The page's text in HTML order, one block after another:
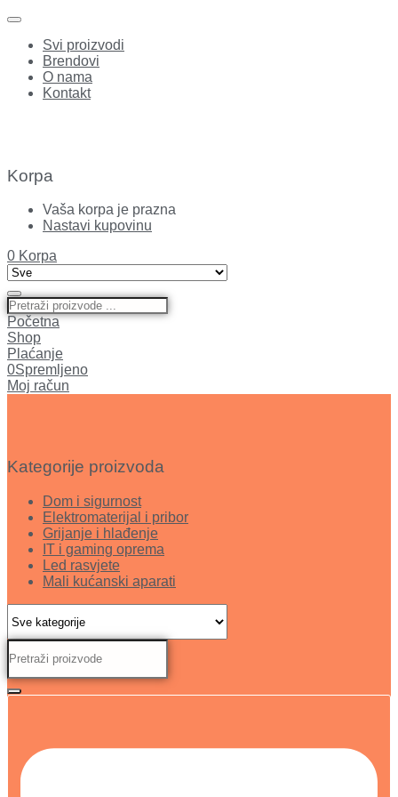
Svi proizvodi
Brendovi
O nama
Kontakt
Korpa
Vaša korpa je prazna
Nastavi kupovinu
0 Korpa
Početna
Shop
Plaćanje
0Spremljeno
Moj račun
Kategorije proizvoda
Dom i sigurnost
Elektromaterijal i pribor
Grijanje i hlađenje
IT i gaming oprema
Led rasvjete
Mali kućanski aparati